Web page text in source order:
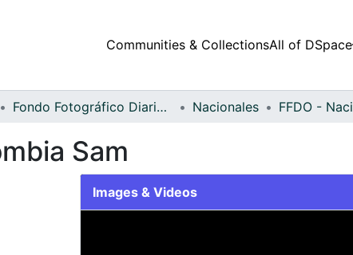
Communities & CollectionsAll of DSpace
Fondo Fotográfico Diario Occidente Nacionales
Sam
Images & Videos